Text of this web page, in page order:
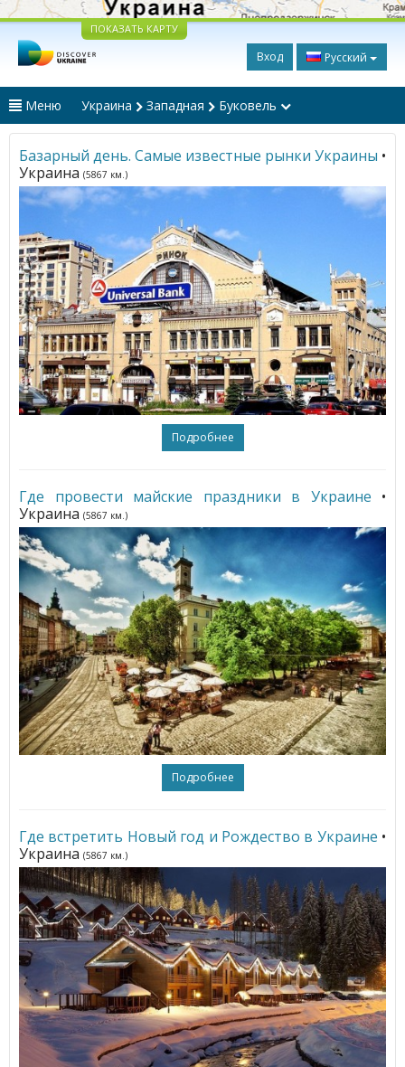
ПОКАЗАТЬ КАРТУ
Вход Русский
Меню Украина Западная Буковель
Базарный день. Самые известные рынки Украины •
Украина (5867 км.)
Подробнее
Где провести майские праздники в Украине •
Украина (5867 км.)
Подробнее
Где встретить Новый год и Рождество в Украине •
Украина (5867 км.)